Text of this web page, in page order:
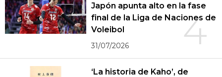
4
Japón apunta alto en la fase
final de la Liga de Naciones de
Voleibol
31/07/2026
‘La historia de Kaho’, de